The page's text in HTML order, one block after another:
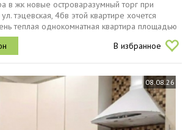
в жк новые островаразумный торг при
тэцевская, 4бв этой квартире хочется
теплая однокомнатная квартира площадью
на 6 этаже современного кирпичного дома
В избранное
08.08.26